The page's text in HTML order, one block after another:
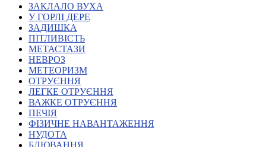
Полтавська область
Рівненська область
Сумська область
Тернопільська область
Херсонська область
Хмельницька область
Черкаська область
Чернігівська область
Особи відповідальні за контактування з
ЗАКЛАЛО ВУХА
У ГОРЛІ ДЕРЕ
ЗАДИШКА
ПІТЛИВІСТЬ
МЕТАСТАЗИ
НЕВРОЗ
МЕТЕОРИЗМ
ОТРУЄННЯ
ЛЕГКЕ ОТРУЄННЯ
ВАЖКЕ ОТРУЄННЯ
ПЕЧІЯ
ФІЗИЧНЕ НАВАНТАЖЕННЯ
НУДОТА
БЛЮВАННЯ